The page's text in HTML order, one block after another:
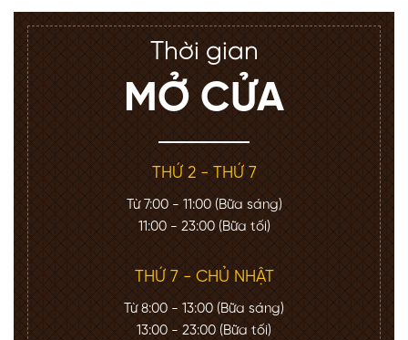
Thời gian
MỞ CỬA
THỨ 2 - THỨ 7
Từ 7:00 - 11:00 (Bữa sáng)
11:00 - 23:00 (Bữa tối)
THỨ 7 - CHỦ NHẬT
Từ 8:00 - 13:00 (Bữa sáng)
13:00 - 23:00 (Bữa tối)